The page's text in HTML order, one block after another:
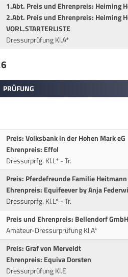
1.Abt. Preis und Ehrenpreis: Heiming
2.Abt. Preis und Ehrenpreis: Heiming
VORL.STARTERLISTE
Dressurprüfung Kl.A*
PRÜFUNG
Preis: Volksbank in der Hohen Mark eG
Ehrenpreis: Effol
Dressurprfg. Kl.L* - Tr.
Preis: Pferdefreunde Familie Heitmann
Ehrenpreis: Equifeever by Anja
Dressurprfg. Kl.L* - Tr.
Preis und Ehrenpreis: Bellendorf GmbH
Amateur-Dressurprüfung Kl.A*
Preis: Graf von Merveldt
Ehrenpreis: Equiva Dorsten
Dressurprüfung Kl.E